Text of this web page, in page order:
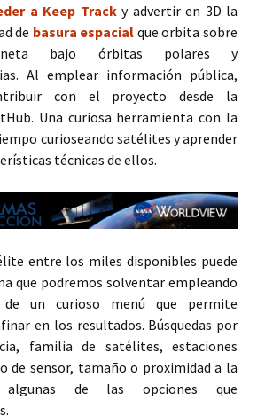
a Keep Tracky advertir en 3D la
de basura espacial que orbita sobre
bajo órbitas polares y
Al emplear información pública,
con el proyecto desde la
Una curiosa herramienta con la
curioseando satélites y aprender
técnicas de ellos.
entre los miles disponibles puede
que podremos solventar empleando
de un curioso menú que permite
en los resultados. Búsquedas por
familia de satélites, estaciones
de sensor, tamaño o proximidad a la
de las opciones que